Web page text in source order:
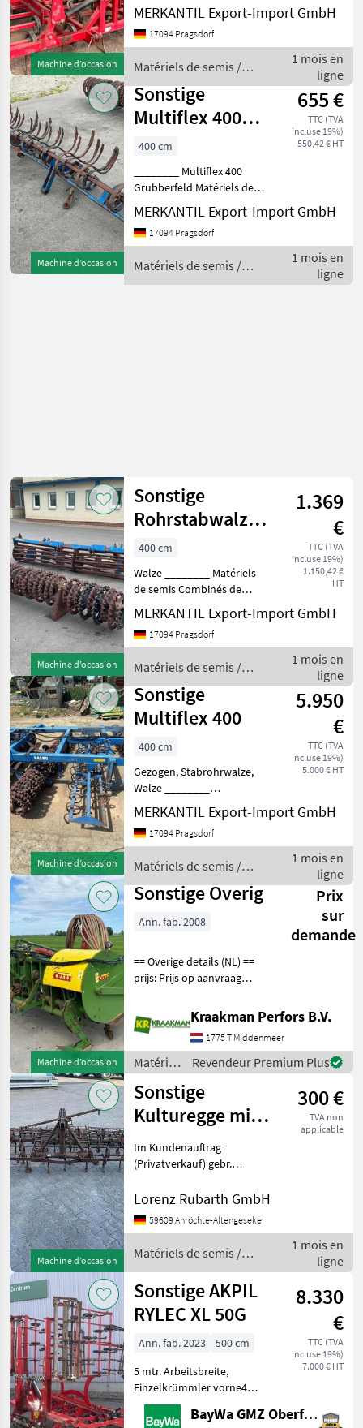
Machine d’occasion
Stabrohrwalze, Heckanbau
________ Heckanbau, hydr.
klappbar, 4balkig,
Rohrstabwalze,
Beleuchtung Maté
MERKANTIL Export-Import GmbH
17094 Pragsdorf
Matériels de semis /
Sonstige
1 mois en
ligne
Machine d’occasion
Sonstige
Multiflex 400
Grubberfeld
655 €
TTC (TVA
incluse 19%)
550,42 € HT
400 cm
________ Multiflex 400
Grubberfeld Matériels de
semis Combinés de
préparation de sol
MERKANTIL Export-Import GmbH
17094 Pragsdorf
Matériels de semis /
Sonstige
1 mois en
ligne
Machine d’occasion
Sonstige
Rohrstabwalze +
Nockenringwalze
Multiflex 400
1.369
€
TTC (TVA
incluse 19%)
1.150,42 €
HT
400 cm
Walze ________ Matériels
de semis Combinés de
préparation de sol
MERKANTIL Export-Import GmbH
17094 Pragsdorf
Matériels de semis /
Sonstige
1 mois en
ligne
Machine d’occasion
Sonstige
Multiflex 400
5.950
€
TTC (TVA
incluse 19%)
5.000 € HT
400 cm
Gezogen, Stabrohrwalze,
Walze ________
Federzinken mit
Gänsefußscharen 2 Reihen
Feingrubberzinken
Rohrstabwalze Zugöse
Anhängung Drillmaschine
MERKANTIL Export-Import GmbH
17094 Pragsdorf
Matériels de semis /
Sonstige
1 mois en
ligne
Machine d’occasion
Sonstige Overig
Prix
sur
demande
Ann. fab. 2008
== Overige details (NL) ==
prijs: Prijs op aanvraag
krukas spitmachine
Glijsloffen Celli rotorkopeg
Zaaiverdeler met 32
uitlopen Na-e
Kraakman Perfors B.V.
1775 T Middenmeer
Matériels
de semis
/
Sonstige
Revendeur Premium Plus
Machine d’occasion
Sonstige
Kulturegge mit
Krümler
300 €
TVA non
applicable
Im Kundenauftrag
(Privatverkauf) gebr.
Breite: ca. 3, 35m Matériels
préparation de sol
Lorenz Rubarth GmbH
59609 Anröchte-Altengeseke
Matériels de semis /
Sonstige
1 mois en
ligne
Sonstige AKPIL
RYLEC XL 50G
8.330
€
TTC (TVA
incluse 19%)
7.000 € HT
Ann. fab. 2023
500 cm
5 mtr. Arbeitsbreite,
Einzelkrümmler vorne4
Zinkenreihen, 49
StückDoppelkrümmler
BayWa GMZ Oberfranken